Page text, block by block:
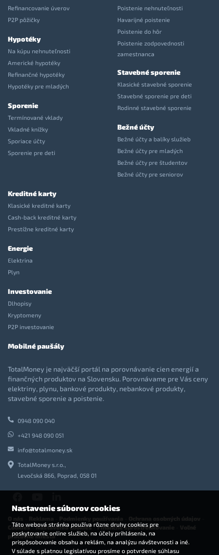
Refinancovanie úverov
P2P pôžičky
Hypotéky
Na kúpu nehnuteľnosti
Americké hypotéky
Refinančné hypotéky
Hypotéky pre mladých
Sporenie
Termínované vklady
Vkladné knížky
Sporiace účty
Sporenie pre deti
Poistenie nehnuteľnosti
Havarijné poistenie
Poistenie do hôr
Poistenie zodpovednosti
zamestnanca
Stavebné sporenie
Klasické stavebné sporenie
Stavebné sporenie pre deti
Rodinné stavebné sporenie
Bežné účty
Bežné účty a balíky služieb
Bežné účty pre mladých
Bežné účty pre študentov
Bežné účty pre seniorov
Kreditné karty
Klasické kreditné karty
Cash-back kreditné karty
Prestížne kreditné karty
Energie
Elektrina
Plyn
Investovanie
Dlhopisy
Kryptomeny
P2P investovanie
Mobilné paušály
TotalMoney je najväčší portál na porovnávanie cien energií a
finančných produktov na Slovensku. Porovnávame pre Vás ceny
elektriny, plynu, bankové produkty, nebankové produkty,
stavebné sporenie a poistenie.
0948 090 040
+421 948 090 051
info@totalmoney.sk
TotalMoney s.r.o.,
Levočská 866, Poprad, 058 01
Cookies-Nastavenia cookies -Finančné sprostredkovanie
pracovné miesta
Nastavenie súborov cookies
Táto webová stránka používa rôzne druhy cookies pre
poskytovanie online služieb, na účely prihlásenia, na
prispôsobovanie obsahu a reklám, na analýzu návštevnosti a iné.
V súlade s platnou legislatívou prosíme o potvrdenie súhlasu